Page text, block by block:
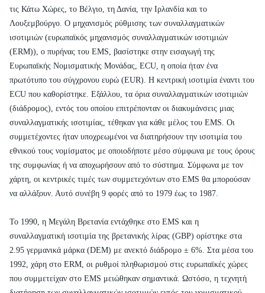
τις Κάτω Χώρες, το Βέλγιο, τη Δανία, την Ιρλανδία και το
Λουξεμβούργο. Ο μηχανισμός ρύθμισης των συναλλαγματικών
ισοτιμιών (ευρωπαϊκός μηχανισμός συναλλαγματικών ισοτιμιών
(ERM)), ο πυρήνας του EMS, βασίστηκε στην εισαγωγή της
Ευρωπαϊκής Νομισματικής Μονάδας, ECU, η οποία ήταν ένα
πρωτότυπο του σύγχρονου ευρώ (EUR). Η κεντρική ισοτιμία έναντι του
ECU που καθορίστηκε. Εξάλλου, τα όρια συναλλαγματικών ισοτιμιών
(διάδρομος), εντός του οποίου επιτρέπονταν οι διακυμάνσεις μιας
συναλλαγματικής ισοτιμίας, τέθηκαν για κάθε μέλος του EMS. Οι
συμμετέχοντες ήταν υποχρεωμένοι να διατηρήσουν την ισοτιμία του
εθνικού τους νομίσματος με οποιοδήποτε μέσο σύμφωνα με τους όρους
της συμφωνίας ή να αποχωρήσουν από το σύστημα. Σύμφωνα με τον
χάρτη, οι κεντρικές τιμές των συμμετεχόντων στο EMS θα μπορούσαν
να αλλάξουν. Αυτό συνέβη 9 φορές από το 1979 έως το 1987.
Το 1990, η Μεγάλη Βρετανία εντάχθηκε στο EMS και η
συναλλαγματική ισοτιμία της βρετανικής λίρας (GBP) ορίστηκε στα
2.95 γερμανικά μάρκα (DEM) με ανεκτό διάδρομο ± 6%. Στα μέσα του
1992, χάρη στο ERM, οι ρυθμοί πληθωρισμού στις ευρωπαϊκές χώρες
που συμμετείχαν στο EMS μειώθηκαν σημαντικά. Ωστόσο, η τεχνητή